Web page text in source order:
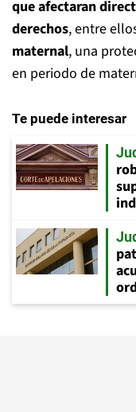
que afectaran
derechos, entre
maternal, una
en periodo de
Te puede interesar